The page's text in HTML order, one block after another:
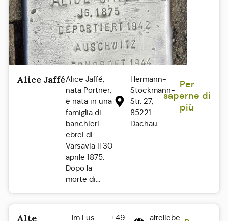
Alice JafféAlice Jaffé,
nata Portner,
è nata in una
famiglia di
banchieri
ebrei di
Varsavia il 30
aprile 1875.
Dopo la
morte di...
Hermann-
Stockmann-
Str. 27,
85221
Dachau
Per
saperne di
più
Alte
Im Lus
+49
alteliebe-